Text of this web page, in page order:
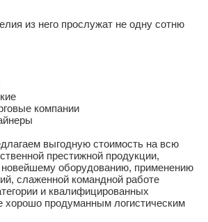
тротуаров, площадей, парков,
32018–2012, ГОСТ 9480–2012, ГОСТ
с завода, доставка по России
из него прослужат не одну сотню
компании
выгодную стоимость на всю
престижной продукции,
оборудованию, применению
слаженной командной работе
и квалифицированных
хорошо продуманным логистическим